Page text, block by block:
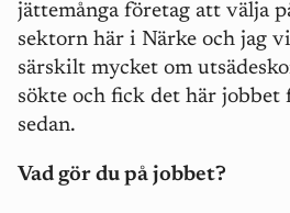
jättemånga företag att välja
sektorn här i Närke och jag
särskilt mycket om
sökte och fick det här
sedan.
Vad gör du på jobbet?